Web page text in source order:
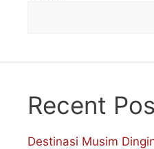
Recent
Destinasi Musim